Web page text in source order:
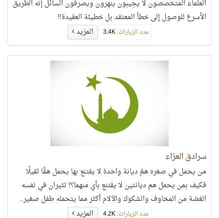
العلماء المتخصصون لا يجيبون ينهرون ويصرفون السائل إنه الطريق
الأسرع للوصول إلى خطأ المعتقد بل خطيئة العقيدة!!
عدد الزيارات: المزيد
سرادق العزاء
من يحمل في صغره همّ ديانة واحدة لا يقتنع بها يحمل همًّا ثقيلًا
فكيف بمن يحمل هم ديانتين لا يقتنع بأي منهما؟! تثيران في نفسه
الغضة من المخاوف والشكوك والآلام أكثر مما يتحمله طفل صغير..
عدد الزيارات: المزيد